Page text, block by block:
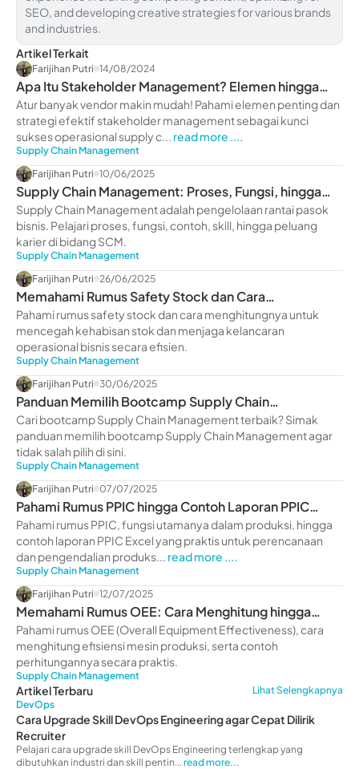
SEO, and developing creative strategies for various brands
and industries.
Artikel Terkait
Farijihan Putri 14/08/2024
Apa Itu Stakeholder Management? Elemen hingga
Strategi Efektif
Atur banyak vendor makin mudah! Pahami elemen penting dan
strategi efektif stakeholder management sebagai kunci
sukses operasional supply c...
read more ....
Supply Chain Management
Farijihan Putri 10/06/2025
Supply Chain Management: Proses, Fungsi, hingga
Contohnya
Supply Chain Management adalah pengelolaan rantai pasok
bisnis. Pelajari proses, fungsi, contoh, skill, hingga peluang
karier di bidang SCM.
Supply Chain Management
Farijihan Putri 26/06/2025
Memahami Rumus Safety Stock dan Cara
Menghitungnya
Pahami rumus safety stock dan cara menghitungnya untuk
mencegah kehabisan stok dan menjaga kelancaran
operasional bisnis secara efisien.
Supply Chain Management
Farijihan Putri 30/06/2025
Panduan Memilih Bootcamp Supply Chain
Management Terbaik 2025
Cari bootcamp Supply Chain Management terbaik? Simak
panduan memilih bootcamp Supply Chain Management agar
tidak salah pilih di sini.
Supply Chain Management
Farijihan Putri 07/07/2025
Pahami Rumus PPIC hingga Contoh Laporan PPIC
Excel
Pahami rumus PPIC, fungsi utamanya dalam produksi, hingga
contoh laporan PPIC Excel yang praktis untuk perencanaan
dan pengendalian produks...
read more ....
Supply Chain Management
Farijihan Putri 12/07/2025
Memahami Rumus OEE: Cara Menghitung hingga
Contohnya
Pahami rumus OEE (Overall Equipment Effectiveness), cara
menghitung efisiensi mesin produksi, serta contoh
perhitungannya secara praktis.
Supply Chain Management
Artikel Terbaru
Lihat Selengkapnya
DevOps
Cara Upgrade Skill DevOps Engineering agar Cepat Dilirik
Recruiter
Pelajari cara upgrade skill DevOps Engineering terlengkap yang
dibutuhkan industri dan skill pentin... read more...